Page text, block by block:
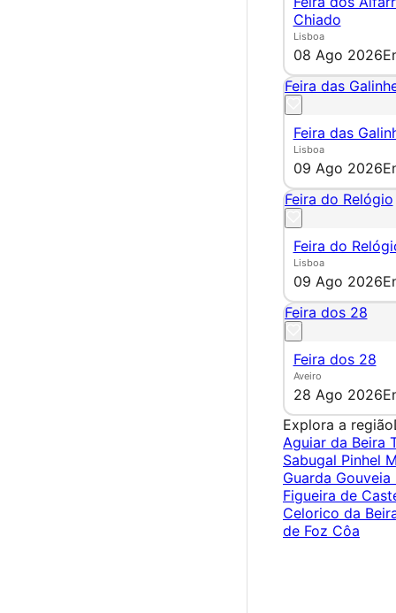
Chiado
Lisboa
08 Ago 2026
Feira das
Feira das
Lisboa
09 Ago 2026
Feira do Relógio
Feira do
Lisboa
09 Ago 2026
Feira dos 28
Feira dos 28
Aveiro
28 Ago 2026
Explora a região
Aguiar da Beira
Sabugal Pinhel
Guarda Gouveia
Figueira de
Celorico da
de Foz Côa